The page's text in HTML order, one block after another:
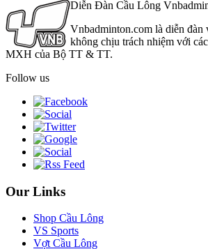
Diễn Đàn Cầu Lông
Vnbadminton.com là diễn
không chịu trách nhiệm với
MXH của Bộ TT & TT.
Follow us
Our Links
Shop Cầu Lông
VS Sports
Vợt Cầu Lông